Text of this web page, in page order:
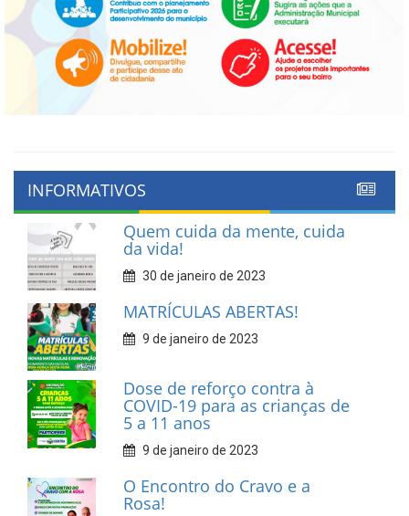
INFORMATIVOS
Quem cuida da mente, cuida
da vida!
30 de janeiro de 2023
MATRÍCULAS ABERTAS!
9 de janeiro de 2023
Dose de reforço contra à
COVID-19 para as crianças de
5 a 11 anos
9 de janeiro de 2023
O Encontro do Cravo e a
Rosa!